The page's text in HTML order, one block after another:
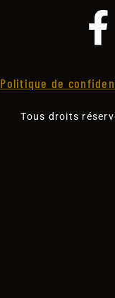
Politique de
Tous droits